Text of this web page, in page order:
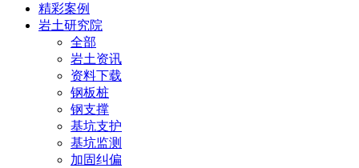
精彩案例
岩土研究院
全部
岩土资讯
资料下载
钢板桩
钢支撑
基坑支护
基坑监测
加固纠偏